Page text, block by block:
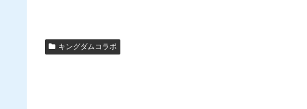
キングダムコラボ